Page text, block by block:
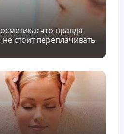
что правда
не стоит переплачивать